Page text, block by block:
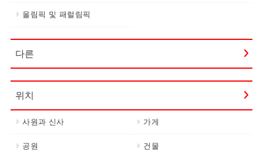
올림픽 및 패럴림픽
다른
위치
사원과 신사 가게
공원 건물